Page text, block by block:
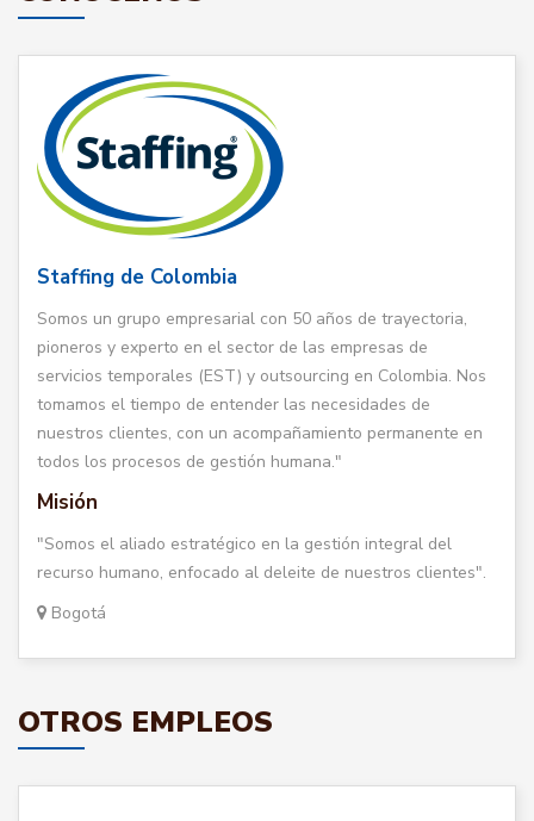
Staffing de Colombia
Somos un grupo empresarial con 50 años de trayectoria,
pioneros y experto en el sector de las empresas de
servicios temporales (EST) y outsourcing en Colombia. Nos
tomamos el tiempo de entender las necesidades de
nuestros clientes, con un acompañamiento permanente en
todos los procesos de gestión humana."
Misión
"Somos el aliado estratégico en la gestión integral del
recurso humano, enfocado al deleite de nuestros clientes".
Bogotá
OTROS EMPLEOS